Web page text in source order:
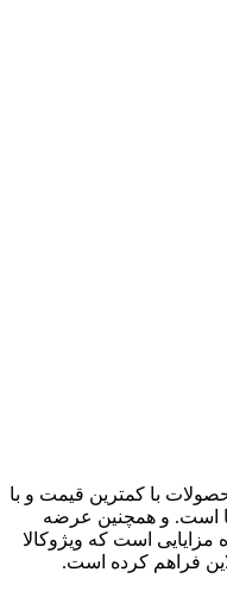
با کمترین قیمت و با
است. و همچنین عرضه
است که ویژوکالا
فراهم کرده است.